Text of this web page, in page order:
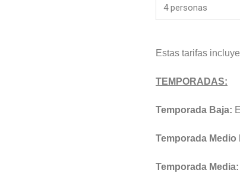
4 personas
Estas tarifas
TEMPORADAS:
Temporada Baja:
Temporada Medio
Temporada Media: